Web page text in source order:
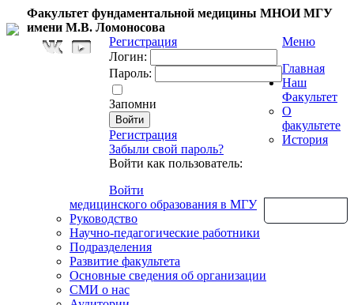
Факультет фундаментальной медицины МНОИ МГУ
имени М.В. Ломоносова
Регистрация
Логин:
Пароль:
Запомни
Регистрация
Забыли свой пароль?
Войти как пользователь:
Войти
Меню
Главная
Наш
Факультет
О
факультете
История
медицинского образования в МГУ
Руководство
Научно-педагогические работники
Подразделения
Развитие факультета
Основные сведения об организации
СМИ о нас